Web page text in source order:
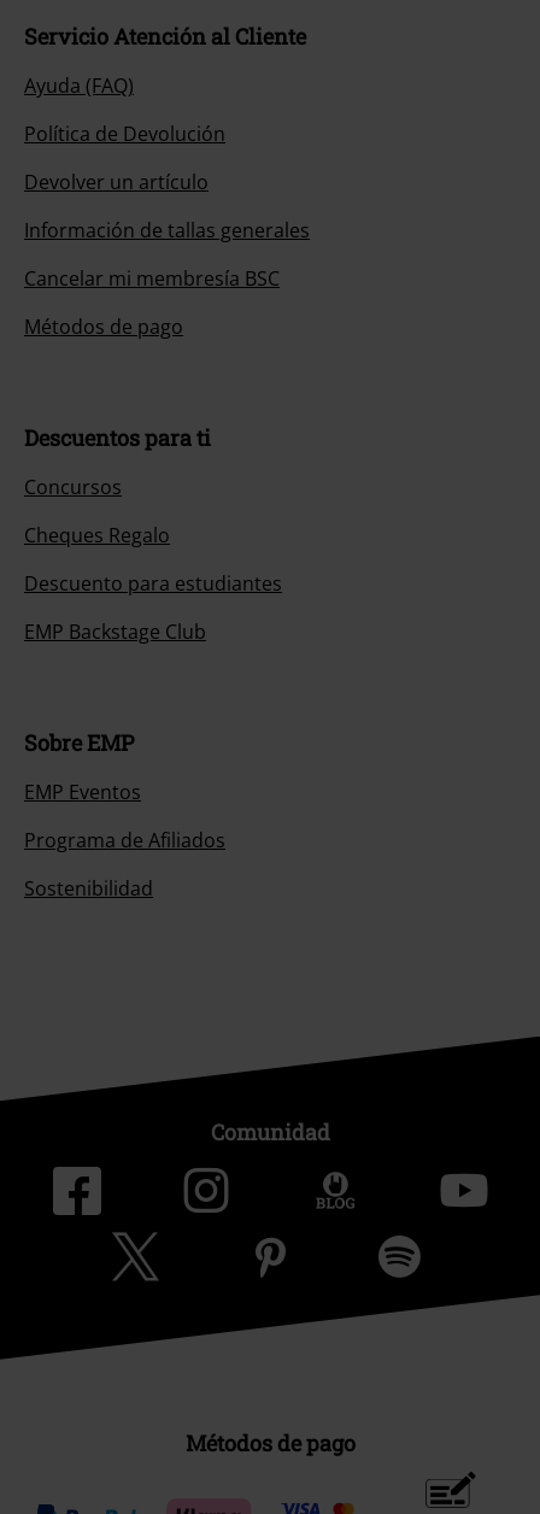
Servicio Atención al Cliente
Ayuda (FAQ)
Política de Devolución
Devolver un artículo
Información de tallas generales
Cancelar mi membresía BSC
Métodos de pago
Descuentos para ti
Concursos
Cheques Regalo
Descuento para estudiantes
EMP Backstage Club
Sobre EMP
EMP Eventos
Programa de Afiliados
Sostenibilidad
Comunidad
Métodos de pago